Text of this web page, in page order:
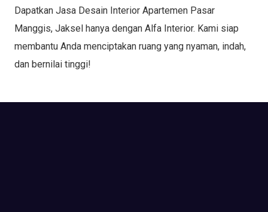
Dapatkan Jasa Desain Interior Apartemen Pasar
Manggis, Jaksel hanya dengan Alfa Interior. Kami siap
membantu Anda menciptakan ruang yang nyaman, indah,
dan bernilai tinggi!